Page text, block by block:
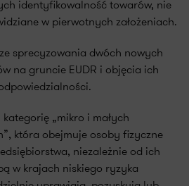
identyfikowalność towarów, nie
w pierwotnych założeniach.
sprecyzowania dwóch nowych
na gruncie EUDR i objęcia ich
„mikro i małych
która obejmuje osoby fizyczne
niezależnie od ich
w krajach niskiego ryzyka